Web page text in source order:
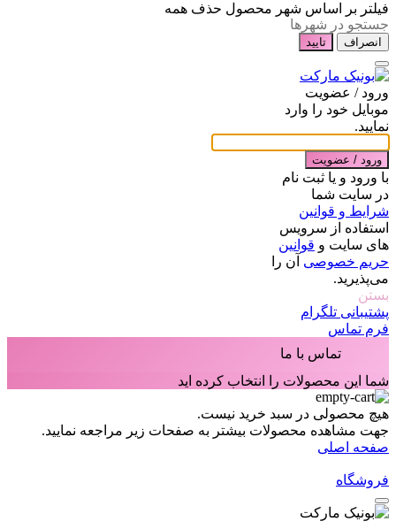
فیلتر بر اساس شهر محصول حذف همه
انصراف تایید
ورود / عضویت
موبایل خود را وارد
نمایید.
ورود / عضویت
با ورود و یا ثبت نام
در سایت شما
شرایط و قوانین
استفاده از سرویس
های سایت و قوانین
حریم خصوصی آن را
می‌پذیرید.
بستن
پشتیبانی تلگرام
فرم تماس
تماس با ما
شما این محصولات را انتخاب کرده اید
هیچ محصولی در سبد خرید نیست.
جهت مشاهده محصولات بیشتر به صفحات زیر مراجعه نمایید.
صفحه اصلی
فروشگاه